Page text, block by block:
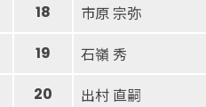
18 市原 宗弥
19 石嶺 秀
20 出村 直嗣